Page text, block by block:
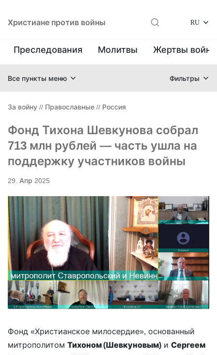
Христиане против войны RU
Преследования Молитвы Жертвы
Все пункты меню Фильтры
За войну // Православные // Россия
Фонд Тихона Шевкунова собрал
713 млн рублей — часть ушла на
поддержку участников войны
29. Апр 2025
Фонд «Христианское милосердие», основанный
митрополитом Тихоном (Шевкуновым) и Сергеем